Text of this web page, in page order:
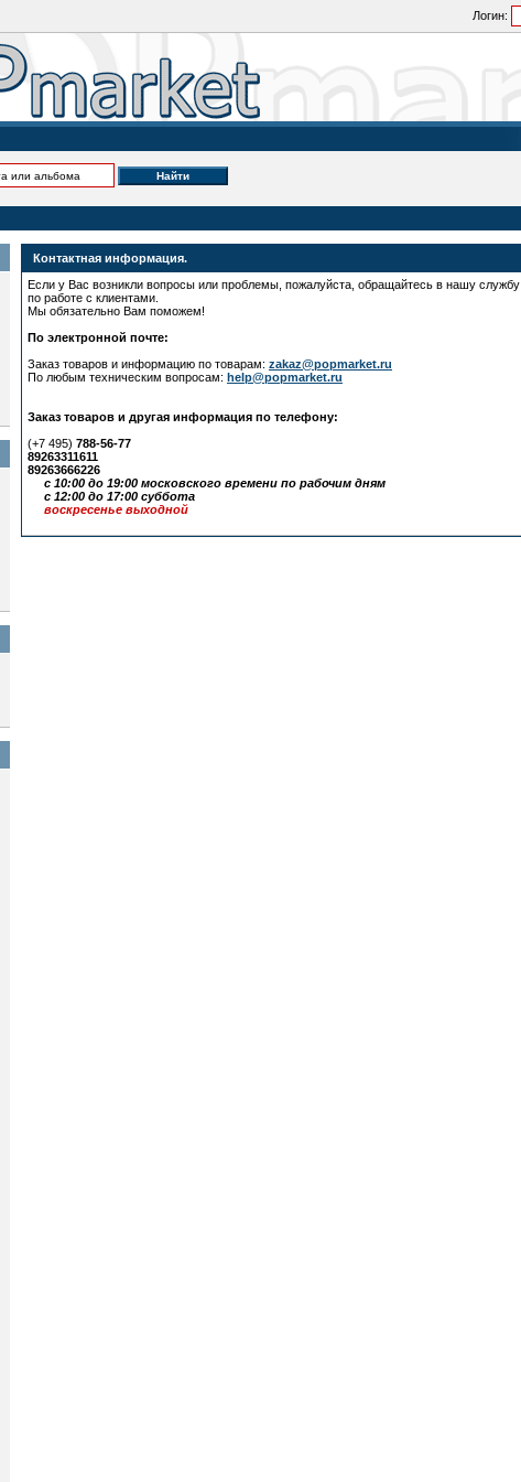
Логин:
Контактная информация.
Если у Вас возникли вопросы или проблемы, пожалуйста, обращайтесь в нашу службу
по работе с клиентами.
Мы обязательно Вам поможем!
По электронной почте:
Заказ товаров и информацию по товарам: zakaz@popmarket.ru
По любым техническим вопросам: help@popmarket.ru
Заказ товаров и другая информация по телефону:
(+7 495) 788-56-77
89263311611
89263666226
с 10:00 до 19:00 московского времени по рабочим дням
с 12:00 до 17:00 суббота
воскресенье выходной